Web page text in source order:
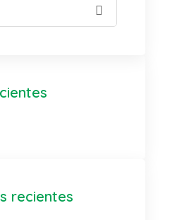
recientes